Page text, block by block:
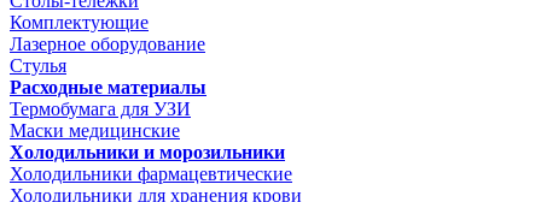
Комплектующие
Лазерное оборудование
Стулья
Расходные материалы
Термобумага для УЗИ
Маски медицинские
Холодильники и морозильники
Холодильники фармацевтические
Холодильники для хранения крови